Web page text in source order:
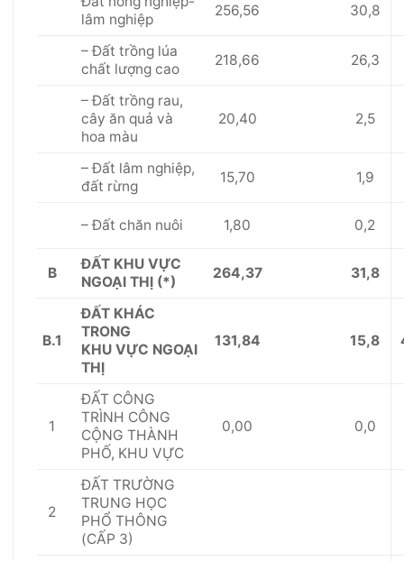
lâm nghiệp
256,56 30,8
– Đất trồng lúa
chất lượng cao
218,66 26,3
– Đất trồng rau,
cây ăn quả và
hoa màu
20,40 2,5
– Đất lâm nghiệp,
đất rừng
15,70 1,9
– Đất chăn nuôi 1,80 0,2
B
ĐẤT KHU VỰC
NGOẠI THỊ (*)
264,37 31,8
B.1
ĐẤT KHÁC
TRONG
KHU VỰC NGOẠI
THỊ
131,84 15,8
1
ĐẤT CÔNG
TRÌNH CÔNG
CỘNG THÀNH
PHỐ, KHU VỰC
0,00 0,0
2
ĐẤT TRƯỜNG
TRUNG HỌC
PHỔ THÔNG
(CẤP 3)